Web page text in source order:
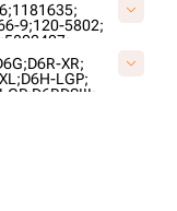
1181635;
9;120-5802;
5802407;
UG189C4T;
D6R-XR;
D6H-LGP;
D6RDSIII;